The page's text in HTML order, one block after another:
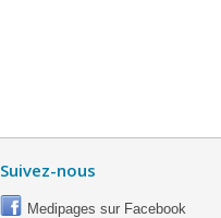
Suivez-nous
Medipages sur Facebook